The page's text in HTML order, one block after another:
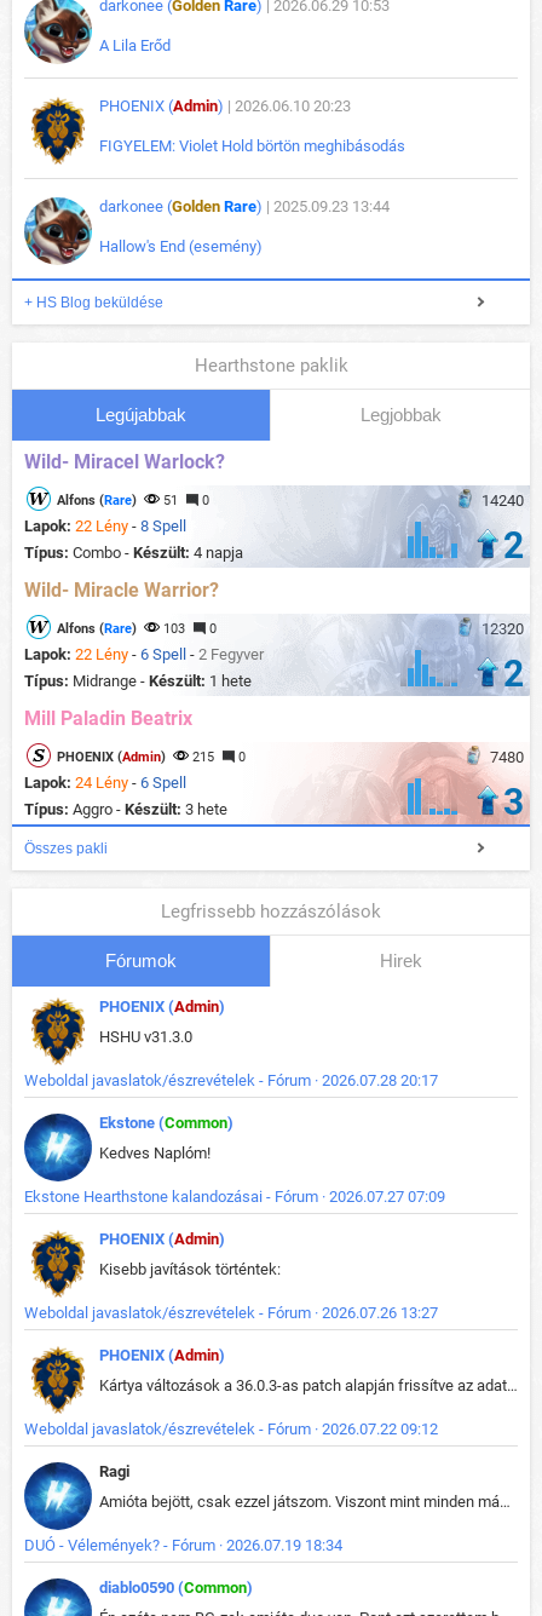
darkonee (Golden Rare) | 2026.06.29 10:53
A Lila Erőd
PHOENIX (Admin) | 2026.06.10 20:23
FIGYELEM: Violet Hold börtön meghibásodás
darkonee (Golden Rare) | 2025.09.23 13:44
Hallow's End (esemény)
+ HS Blog beküldése
Hearthstone paklik
Legújabbak Legjobbak
Wild- Miracel Warlock?
14240
Alfons (Rare) 51 0
Lapok: 22 Lény - 8 Spell
Típus: Combo - Készült: 4 napja 2
Wild- Miracle Warrior?
12320
Alfons (Rare) 103 0
Lapok: 22 Lény - 6 Spell - 2 Fegyver
Típus: Midrange - Készült: 1 hete 2
Mill Paladin Beatrix
7480
PHOENIX (Admin) 215 0
Lapok: 24 Lény - 6 Spell
Típus: Aggro - Készült: 3 hete 3
Összes pakli
Legfrissebb hozzászólások
Fórumok Hirek
PHOENIX (Admin)
HSHU v31.3.0
Weboldal javaslatok/észrevételek - Fórum · 2026.07.28 20:17
Ekstone (Common)
Kedves Naplóm!
Ekstone Hearthstone kalandozásai - Fórum · 2026.07.27 07:09
PHOENIX (Admin)
Kisebb javítások történtek:
Weboldal javaslatok/észrevételek - Fórum · 2026.07.26 13:27
PHOENIX (Admin)
Kártya változások a 36.0.3-as patch alapján frissítve az adatbázisban (képek is cserélve).
Weboldal javaslatok/észrevételek - Fórum · 2026.07.22 09:12
Ragi
Amióta bejött, csak ezzel játszom. Viszont mint minden más - akár az alapjáték is, ez is baromira összetett lett. Néha már pár kör után is esélytelen az egész. Vagy irreállisan túltápol valaki, vagy lelép a partner, vagy csak hülye mint a segg. És amikor eljönne az én időm, na akkor jön el mindenki másé is. Engem jobban érdekelne, hogy ki milyen ratingen szokott játszani. Na ez lenne egy érdekes adat.
DUÓ - Vélemények? - Fórum · 2026.07.19 18:34
diablo0590 (Common)